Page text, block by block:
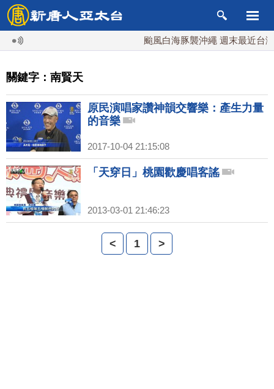
颱風白海豚襲沖繩 週末最近台灣
關鍵字：南賢天
原民演唱家讚神韻交響樂：產生力量
的音樂
2017-10-04 21:15:08
「天穿日」桃園歡慶唱客謠
2013-03-01 21:46:23
< 1 >